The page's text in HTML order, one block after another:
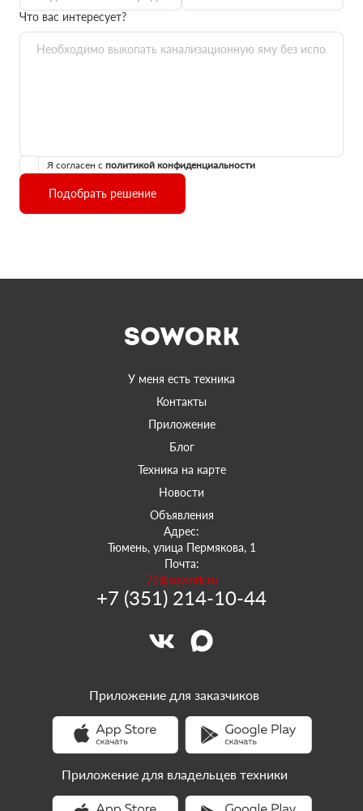
Что вас интересует?
Я согласен с политикой конфиденциальности
Подобрать решение
У меня есть техника
Контакты
Приложение
Блог
Техника на карте
Новости
Объявления
Адрес:
Тюмень, улица Пермякова, 1
Почта:
72@sowork.ru
+7 (351) 214-10-44
Приложение для заказчиков
Приложение для владельцев техники